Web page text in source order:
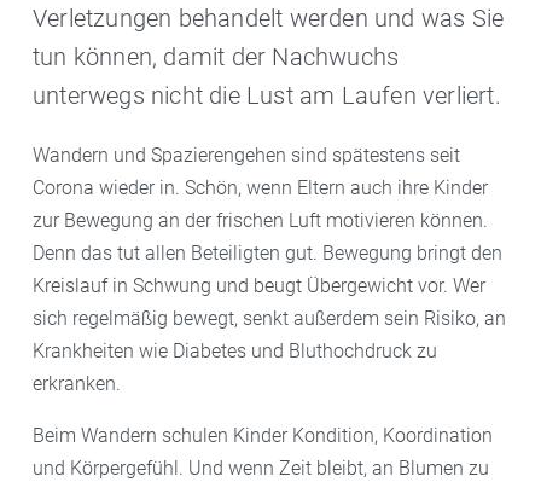
Verletzungen behandelt werden und was Sie
tun können, damit der Nachwuchs
unterwegs nicht die Lust am Laufen verliert.
Wandern und Spazierengehen sind spätestens seit
Corona wieder in. Schön, wenn Eltern auch ihre Kinder
zur Bewegung an der frischen Luft motivieren können.
Denn das tut allen Beteiligten gut. Bewegung bringt den
Kreislauf in Schwung und beugt Übergewicht vor. Wer
sich regelmäßig bewegt, senkt außerdem sein Risiko, an
Krankheiten wie Diabetes und Bluthochdruck zu
erkranken.
Beim Wandern schulen Kinder Kondition, Koordination
und Körpergefühl. Und wenn Zeit bleibt, an Blumen zu